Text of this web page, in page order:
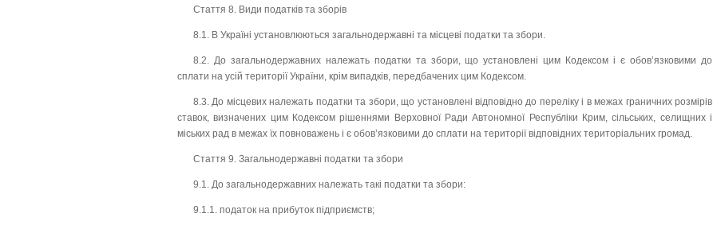
Стаття 8. Види податків та зборів
8.1. В Україні установлюються загальнодержавні та місцеві податки та збори.
8.2. До загальнодержавних належать податки та збори, що установлені цим Кодексом і є обов’язковими до
сплати на усій території України, крім випадків, передбачених цим Кодексом.
8.3. До місцевих належать податки та збори, що установлені відповідно до переліку і в межах граничних розмірів
ставок, визначених цим Кодексом рішеннями Верховної Ради Автономної Республіки Крим, сільських, селищних і
міських рад в межах їх повноважень і є обов’язковими до сплати на території відповідних територіальних громад.
Стаття 9. Загальнодержавні податки та збори
9.1. До загальнодержавних належать такі податки та збори:
9.1.1. податок на прибуток підприємств;